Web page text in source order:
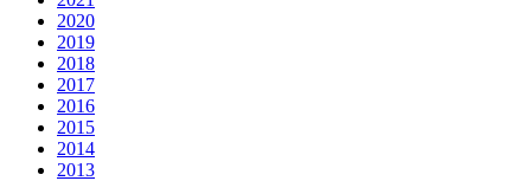
2020
2019
2018
2017
2016
2015
2014
2013